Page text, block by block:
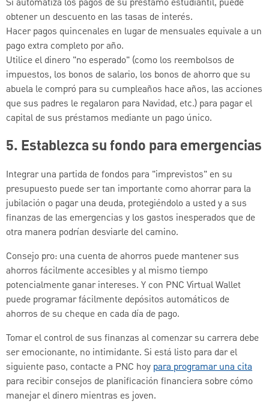
Si automatiza los pagos de su préstamo estudiantil, puede
obtener un descuento en las tasas de interés.
Hacer pagos quincenales en lugar de mensuales equivale a un
pago extra completo por año.
Utilice el dinero "no esperado" (como los reembolsos de
impuestos, los bonos de salario, los bonos de ahorro que su
abuela le compró para su cumpleaños hace años, las acciones
que sus padres le regalaron para Navidad, etc.) para pagar el
capital de sus préstamos mediante un pago único.
5. Establezca su fondo para emergencias
Integrar una partida de fondos para "imprevistos" en su
presupuesto puede ser tan importante como ahorrar para la
jubilación o pagar una deuda, protegiéndolo a usted y a sus
finanzas de las emergencias y los gastos inesperados que de
otra manera podrían desviarle del camino.
Consejo pro: una cuenta de ahorros puede mantener sus
ahorros fácilmente accesibles y al mismo tiempo
potencialmente ganar intereses. Y con PNC Virtual Wallet
puede programar fácilmente depósitos automáticos de
ahorros de su cheque en cada día de pago.
Tomar el control de sus finanzas al comenzar su carrera debe
ser emocionante, no intimidante. Si está listo para dar el
siguiente paso, contacte a PNC hoy para programar una cita
para recibir consejos de planificación financiera sobre cómo
manejar el dinero mientras es joven.